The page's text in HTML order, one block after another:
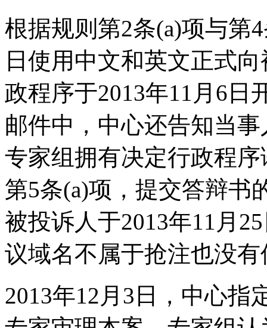
根据规则第2条(a)项与第
日使用中文和英文正式
政程序于2013年11月6日
邮件中，中心还告知当
专家组拥有决定行政程
第5条(a)项，提交答辩书
被投诉人于2013年11月
议域名不属于抢注也没
2013年12月3日，中心指